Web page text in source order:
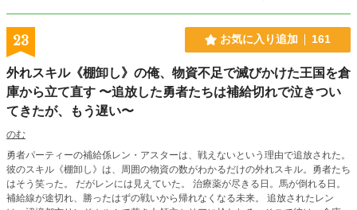
23 お気に入り追加 161
外れスキル《棚卸し》の俺、物資不足で滅びかけた王国を倉
庫から立て直す 〜追放した勇者たちは補給切れで泣きつい
てきたが、もう遅い〜
のむ
勇者パーティーの補給係レン・アスターは、戦えないという理由で追放された。
彼のスキル《棚卸し》は、周囲の物資の数がわかるだけの外れスキル。勇者たち
はそう笑った。 だがレンには見えていた。 治療薬が尽きる日。馬が倒れる日。
補給線が途切れ、勝ったはずの戦いから帰れなくなる未来。 追放されたレン